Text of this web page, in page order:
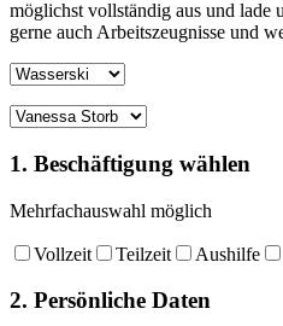
möglichst vollständig aus und lade
gerne auch Arbeitszeugnisse und
1. Beschäftigung wählen
Mehrfachauswahl möglich
Vollzeit Teilzeit Aushilfe
2. Persönliche Daten